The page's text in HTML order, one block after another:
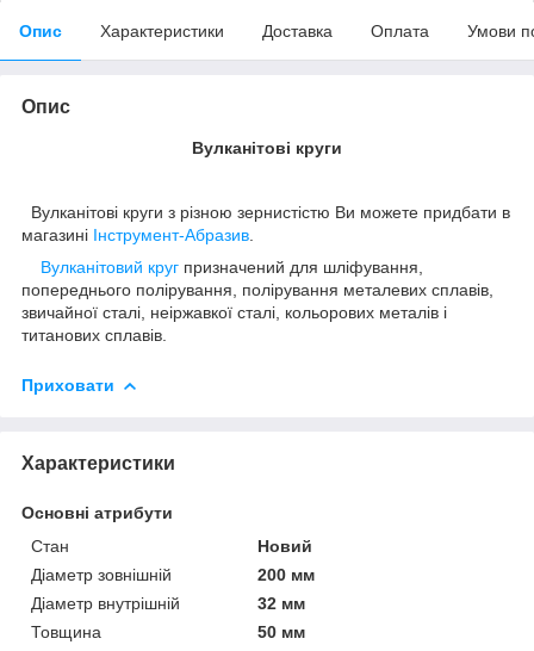
Опис Характеристики Доставка Оплата Умови
Опис
Вулканітові круги
Вулканітові круги з різною зернистістю Ви можете придбати в
магазині Інструмент-Абразив
Вулканітовий круг призначений для шліфування,
попереднього полірування, полірування металевих сплавів,
звичайної сталі, неіржавкої сталі, кольорових металів і
титанових сплавів.
Приховати
Характеристики
Основні атрибути
Стан
Новий
Діаметр зовнішній
200 мм
Діаметр внутрішній
32 мм
Товщина
50 мм